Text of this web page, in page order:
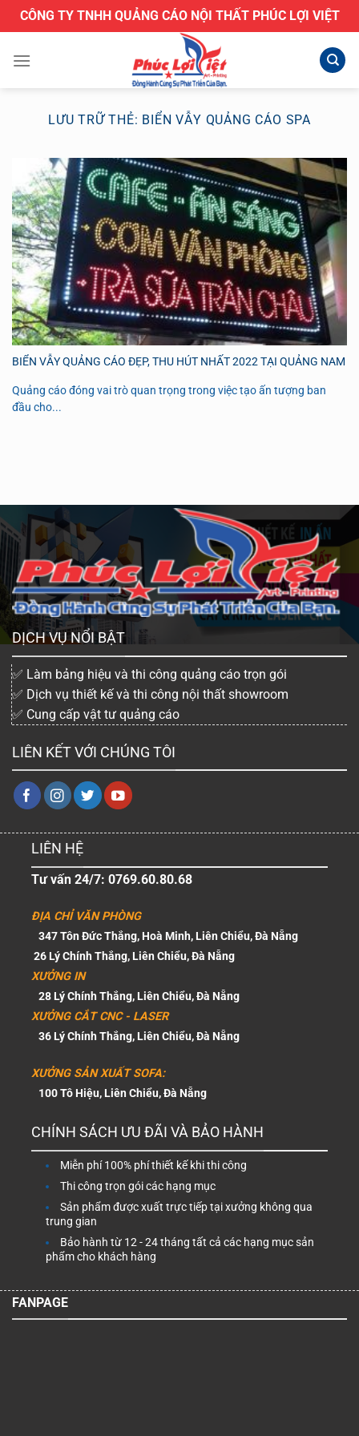
qua
dung
CÔNG TY TNHH QUẢNG CÁO NỘI THẤT PHÚC LỢI VIỆT
LƯU TRỮ THẺ: BIỂN VẪY QUẢNG CÁO SPA
BIỂN VẪY QUẢNG CÁO ĐẸP, THU HÚT NHẤT 2022 TẠI QUẢNG NAM
Quảng cáo đóng vai trò quan trọng trong việc tạo ấn tượng ban
đầu cho...
DỊCH VỤ NỔI BẬT
✅ Làm bảng hiệu và thi công quảng cáo trọn gói
✅ Dịch vụ thiết kế và thi công nội thất showroom
✅ Cung cấp vật tư quảng cáo
LIÊN KẾT VỚI CHÚNG TÔI
LIÊN HỆ
Tư vấn 24/7: 0769.60.80.68
ĐỊA CHỈ VĂN PHÒNG
347 Tôn Đức Thắng, Hoà Minh, Liên Chiểu, Đà Nẵng
26 Lý Chính Thắng, Liên Chiểu, Đà Nẵng
XƯỞNG IN
28 Lý Chính Thắng, Liên Chiểu, Đà Nẵng
XƯỞNG CẮT CNC - LASER
36 Lý Chính Thắng, Liên Chiểu, Đà Nẵng
XƯỞNG SẢN XUẤT SOFA:
100 Tô Hiệu, Liên Chiểu, Đà Nẵng
CHÍNH SÁCH ƯU ĐÃI VÀ BẢO HÀNH
Miễn phí 100% phí thiết kế khi thi công
Thi công trọn gói các hạng mục
Sản phẩm được xuất trực tiếp tại xưởng không qua
trung gian
Bảo hành từ 12 - 24 tháng tất cả các hạng mục sản
phẩm cho khách hàng
FANPAGE